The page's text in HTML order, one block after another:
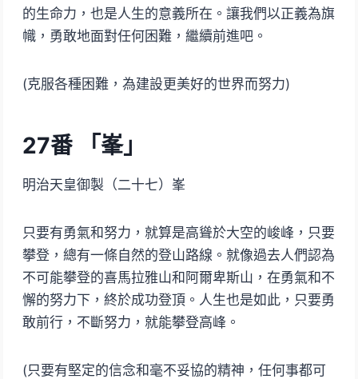
的生命力，也是人生的意義所在。讓我們以正義為旗
幟，勇敢地面對任何困難，繼續前進吧。
(克服各種困難，為建設更美好的世界而努力)
27番 「峯」
明治天皇御製（二十七）峯
只要有勇氣和努力，就算是高聳於大空的峻峰，只要
攀登，總有一條自然的登山路線。就像過去人們認為
不可能攀登的喜馬拉雅山和阿爾卑斯山，在勇氣和不
懈的努力下，終於成功登頂。人生也是如此，只要勇
敢前行，不斷努力，就能攀登高峰。
(只要有堅定的信念和毫不妥協的精神，任何事都可